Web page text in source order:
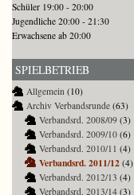
Schüler 19:00 - 20:00
Jugendliche 20:00 - 21:30
Erwachsene ab 20:00
SPIELBETRIEB
Allgemein (10)
Archiv Verbandsrunde (63)
Verbandsrd. 2008/09 (3)
Verbandsrd. 2009/10 (6)
Verbandsrd. 2010/11 (4)
Verbandsrd. 2011/12 (4)
Verbandsrd. 2012/13 (4)
Verbandsrd. 2013/14 (3)